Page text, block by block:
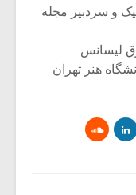
و سردبیر مجله
لیسانس
هنر تهران